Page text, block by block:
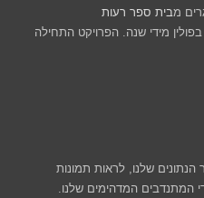
מבית ספר רעות
מידי שנה. הפרויקט התחילה
שלנו, לראות תמונות
המתנדבים המדהימים שלנו.